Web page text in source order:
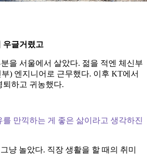
우글거렸고
을 서울에서 살았다. 젊을 적엔 체신부
) 엔지니어로 근무했다. 이후 KT에서
퇴하고 귀농했다.
만끽하는 게 좋은 삶이라고 생각하진
냥 놀았다. 직장 생활을 할 때의 취미